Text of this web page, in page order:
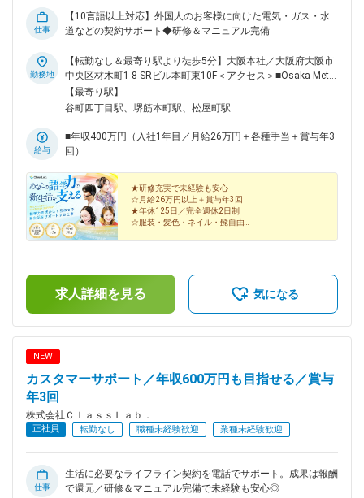
仕事
【10言語以上対応】外国人のお客様に向けた電気・ガス・水
道などの契約サポート◆研修＆マニュアル完備
勤務地
【転勤なし＆最寄り駅より徒歩5分】大阪本社／大阪府大阪市
中央区材木町1-8 SRビル本町東10F＜アクセス＞■Osaka Metro
谷町線・中央線「谷町四丁目」駅より徒歩5分■Osaka Metro堺
筋線・中央線「堺筋本町」駅より徒歩5分※受動喫煙防止対
【最寄り駅】
谷町四丁目駅、堺筋本町駅、松屋町駅
給与
■年収400万円（入社1年目／月給26万円＋各種手当＋賞与年3
回）
回）
★研修充実で未経験も安心
☆月給26万円以上＋賞与年3回
★年休125日／完全週休2日制
☆服装・髪色・ネイル・髭自由
しませんか？
求人詳細を見る 気になる
NEW
カスタマーサポート／年収600万円も目指せる／賞与
年3回
株式会社ＣｌａｓｓＬａｂ．
正社員 転勤なし 職種未経験歓迎 業種未経験歓迎
仕事
生活に必要なライフライン契約を電話でサポート。成果は報酬
で還元／研修＆マニュアル完備で未経験も安心◎